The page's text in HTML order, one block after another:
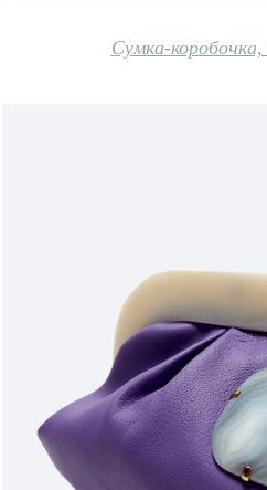
Сумка-